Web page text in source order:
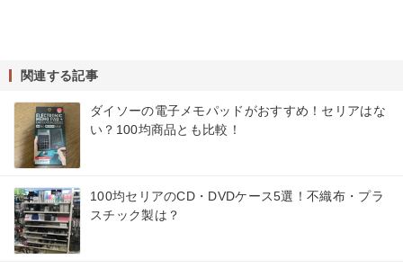
関連する記事
ダイソーの電子メモパッドがおすすめ！セリアはな
い？100均商品とも比較！
100均セリアのCD・DVDケース5選！不織布・プラ
スチック製は？